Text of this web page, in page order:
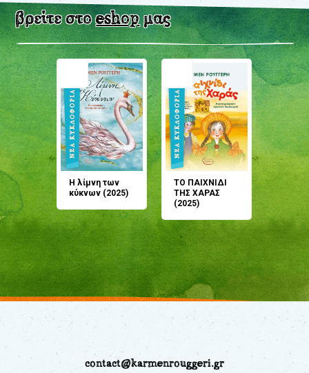
βρείτε στοeshopμας
Η λίμνη των
κύκνων (2025)
ΤΟ ΠΑΙΧΝΙΔΙ
ΤΗΣ ΧΑΡΑΣ
(2025)
μου;
(2024)
contact@karmenrouggeri.gr